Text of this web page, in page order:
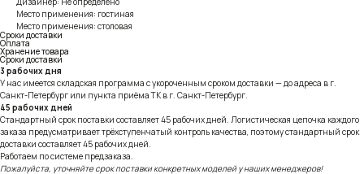
Место применения: гостиная
Место применения: столовая
Сроки доставки
Оплата
Хранение товара
Сроки доставки
3 рабочих дня
У нас имеется складская программа с укороченным сроком доставки — до адреса в г.
Санкт-Петербург или пункта приёма ТК в г. Санкт-Петербург.
45 рабочих дней
Стандартный срок поставки составляет 45 рабочих дней. Логистическая цепочка каждого
заказа предусматривает трёхступенчатый контроль качества, поэтому стандартный срок
доставки составляет 45 рабочих дней.
Работаем по системе предзаказа.
Пожалуйста, уточняйте срок поставки конкретных моделей у наших менеджеров!